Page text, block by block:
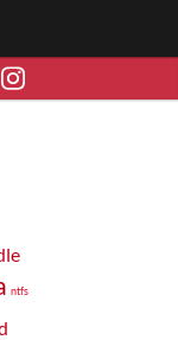
ntfs